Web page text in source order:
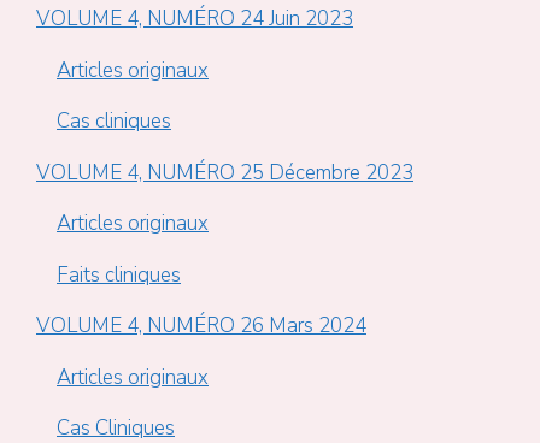
VOLUME 4, NUMÉRO 24 Juin 2023
Articles originaux
Cas cliniques
VOLUME 4, NUMÉRO 25 Décembre 2023
Articles originaux
Faits cliniques
VOLUME 4, NUMÉRO 26 Mars 2024
Articles originaux
Cas Cliniques